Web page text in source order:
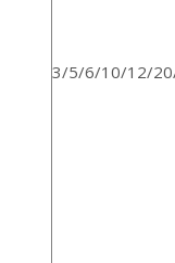
3/5/6/10/12/